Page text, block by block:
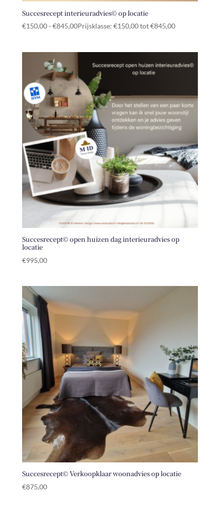
Succesrecept interieuradvies© op locatie
€150,00- €845,00Prijsklasse: €150,00 tot €845,00
Succesrecept© open huizen dag interieuradvies op
locatie
€995,00
Succesrecept© Verkoopklaar woonadvies op locatie
€875,00